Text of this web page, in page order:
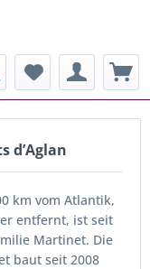
d’Aglan
km vom Atlantik,
entfernt, ist seit
Martinet. Die
baut seit 2008